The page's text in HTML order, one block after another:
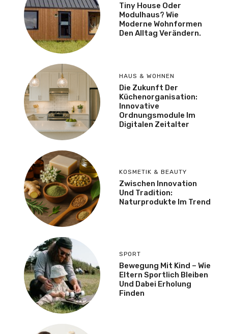
Tiny House Oder
Modulhaus? Wie
Moderne Wohnformen
Den Alltag Verändern.
HAUS & WOHNEN
Die Zukunft Der
Küchenorganisation:
Innovative
Ordnungsmodule Im
Digitalen Zeitalter
KOSMETIK & BEAUTY
Zwischen Innovation
Und Tradition:
Naturprodukte Im Trend
SPORT
Bewegung Mit Kind – Wie
Eltern Sportlich Bleiben
Und Dabei Erholung
Finden